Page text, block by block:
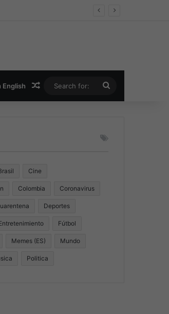
de la droga
English Random Article
for:
Cine
Colombia Coronavirus
Deportes
Fútbol
Memes (ES) Mundo
Politica